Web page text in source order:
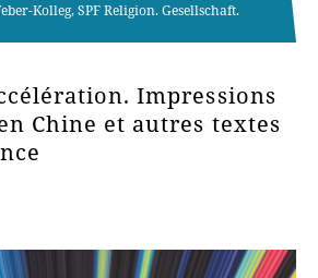
Kolleg, SPF Religion. Gesellschaft.
Impressions
Chine et autres textes